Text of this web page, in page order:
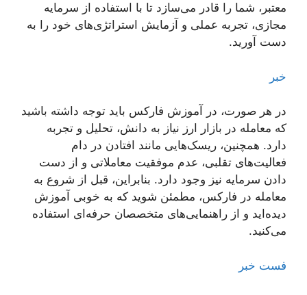
معتبر، شما را قادر می‌سازد تا با استفاده از سرمایه
مجازی، تجربه عملی و آزمایش استراتژی‌های خود را به
دست آورید.
خبر
در هر صورت، در آموزش فارکس باید توجه داشته باشید
که معامله در بازار ارز نیاز به دانش، تحلیل و تجربه
دارد. همچنین، ریسک‌هایی مانند افتادن در دام
فعالیت‌های تقلبی، عدم موفقیت معاملاتی و از دست
دادن سرمایه نیز وجود دارد. بنابراین، قبل از شروع به
معامله در فارکس، مطمئن شوید که به خوبی آموزش
دیده‌اید و از راهنمایی‌های متخصصان حرفه‌ای استفاده
می‌کنید.
فست خبر